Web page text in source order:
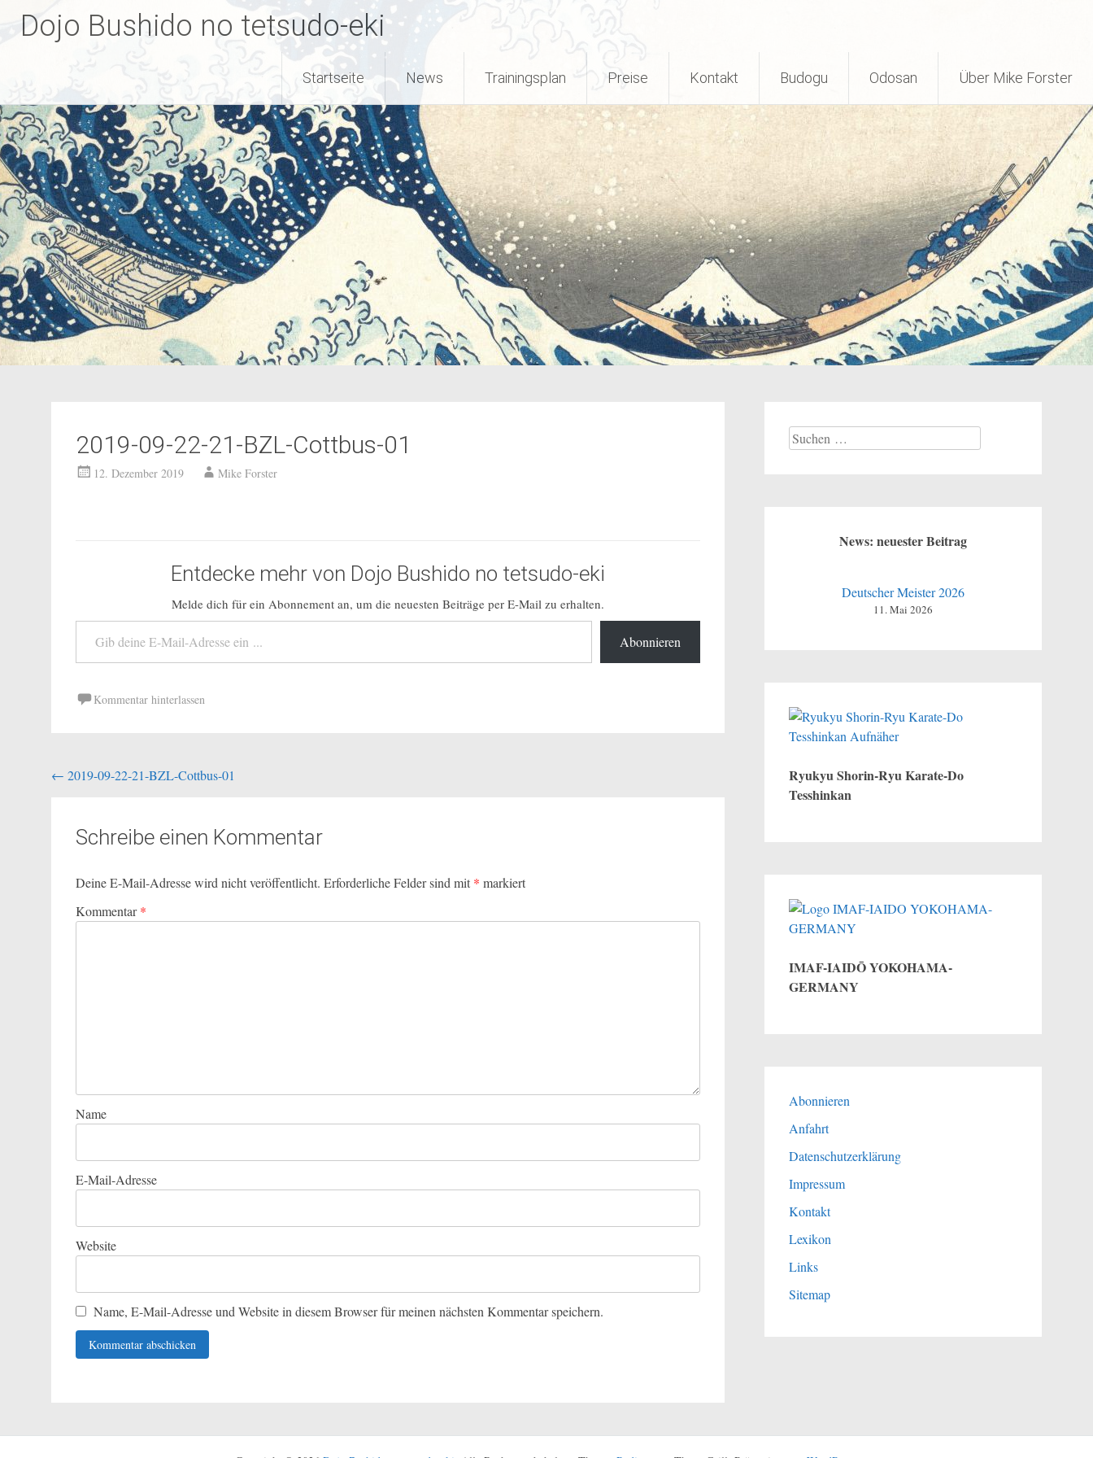
Dojo Bushido no tetsudo-eki
Startseite News Trainingsplan Preise Kontakt Budogu Odosan Über Mike Forster
2019-09-22-21-BZL-Cottbus-01
12. Dezember 2019 Mike Forster
Entdecke mehr von Dojo Bushido no tetsudo-eki
Melde dich für ein Abonnement an, um die neuesten Beiträge per E-Mail zu erhalten.
Gib deine E-Mail-Adresse ein ...
Abonnieren
Kommentar hinterlassen
Beitragsnavigation
← 2019-09-22-21-BZL-Cottbus-01
Schreibe einen Kommentar
Deine E-Mail-Adresse wird nicht veröffentlicht. Erforderliche Felder sind mit * markiert
Kommentar*
Name
E-Mail-Adresse
Website
Name, E-Mail-Adresse und Website in diesem Browser für meinen nächsten Kommentar speichern.
Suchen
nach:
News: neuester Beitrag
Deutscher Meister 2026
11. Mai 2026
Ryukyu Shorin-Ryu Karate-Do
Tesshinkan
IMAF-IAIDŌ YOKOHAMA-
GERMANY
Abonnieren
Anfahrt
Datenschutzerklärung
Impressum
Kontakt
Lexikon
Links
Sitemap